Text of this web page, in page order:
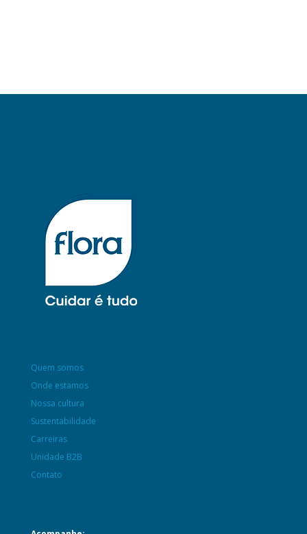
Quem somos
Onde estamos
Nossa cultura
Sustentabilidade
Carreiras
Unidade B2B
Contato